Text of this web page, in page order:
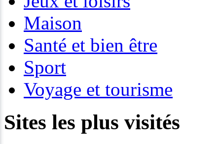
Maison
Santé et bien être
Sport
Voyage et tourisme
Sites les plus visités